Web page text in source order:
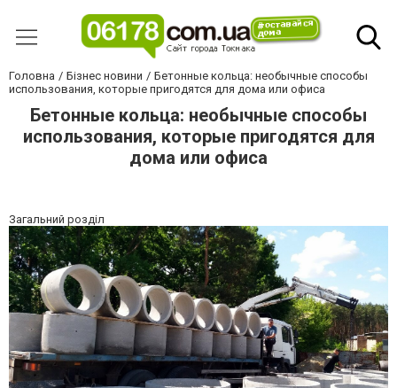
Головна Бізнес новини
Бетонные кольца: необычные способы
использования, которые пригодятся для дома или офиса
Бетонные кольца: необычные способы
использования, которые пригодятся для
дома или офиса
Загальний розділ